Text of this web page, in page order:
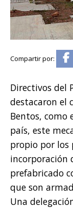
Directivos del
destacaron el
Bentos, como
país, este
propio por los
incorporación
prefabricado
que son
Una